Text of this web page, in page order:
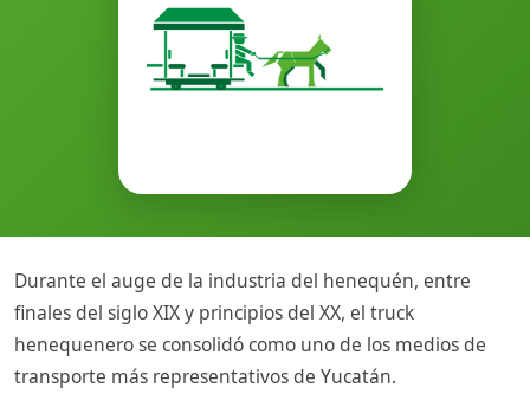
Durante el auge de la industria del henequén, entre
finales del siglo XIX y principios del XX, el truck
henequenero se consolidó como uno de los medios de
transporte más representativos de Yucatán.